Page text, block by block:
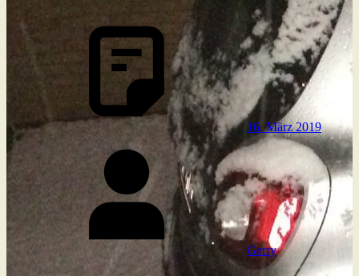
16. März 2019
Gerry